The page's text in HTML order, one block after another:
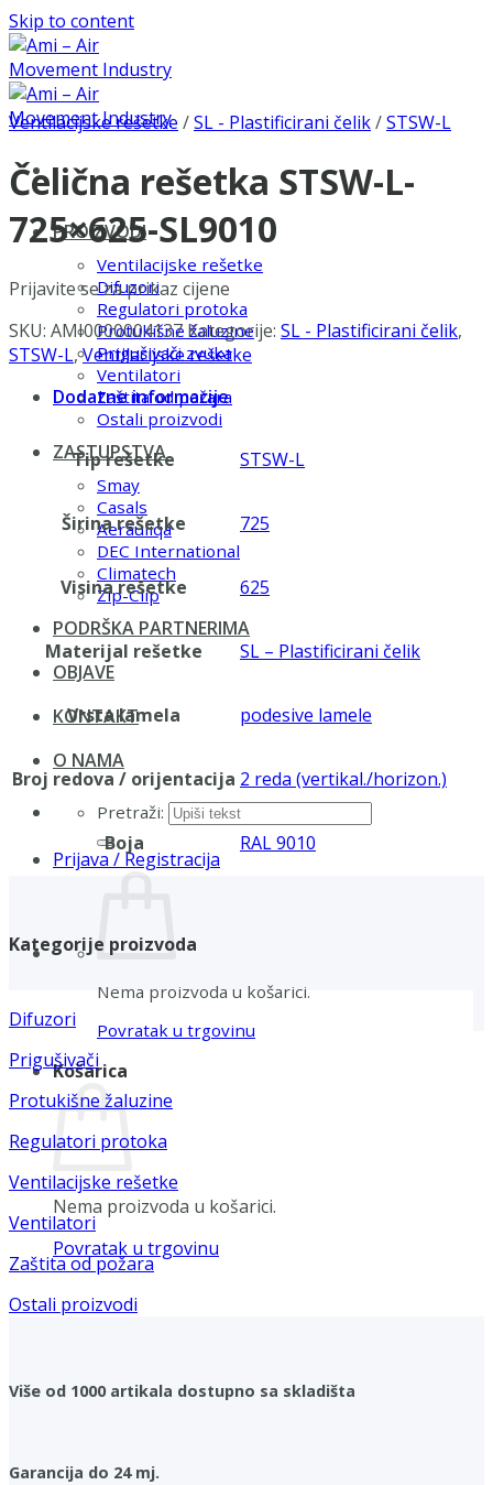
Skip to content
PROIZVODI
Ventilacijske rešetke
Difuzori
Regulatori protoka
Protukišne žaluzine
Prigušivači zvuka
Ventilatori
Zaštita od požara
Ostali proizvodi
ZASTUPSTVA
Smay
Casals
Aerauliqa
DEC International
Climatech
Zip-Clip
PODRŠKA PARTNERIMA
OBJAVE
KONTAKT
O NAMA
Pretraži:
Prijava / Registracija
Nema proizvoda u košarici.
Povratak u trgovinu
Košarica
Nema proizvoda u košarici.
Povratak u trgovinu
Ventilacijske rešetke /SL - Plastificirani čelik/STSW-L
Čelična rešetka STSW-L-
725×625-SL9010
Prijavite se za prikaz cijene
SKU: AMI0000004137 Kategorije: SL - Plastificirani čelik,
STSW-L,Ventilacijske rešetke
Dodatne informacije
Tip rešetke STSW-L
Širina rešetke 725
Visina rešetke 625
Materijal rešetke SL – Plastificirani čelik
Vrsta lamela podesive lamele
Broj redova / orijentacija 2 reda (vertikal./horizon.)
Boja RAL 9010
Kategorije proizvoda
Difuzori
Prigušivači
Protukišne žaluzine
Regulatori protoka
Ventilacijske rešetke
Ventilatori
Zaštita od požara
Ostali proizvodi
Više od 1000 artikala dostupno sa skladišta
Garancija do 24 mj.